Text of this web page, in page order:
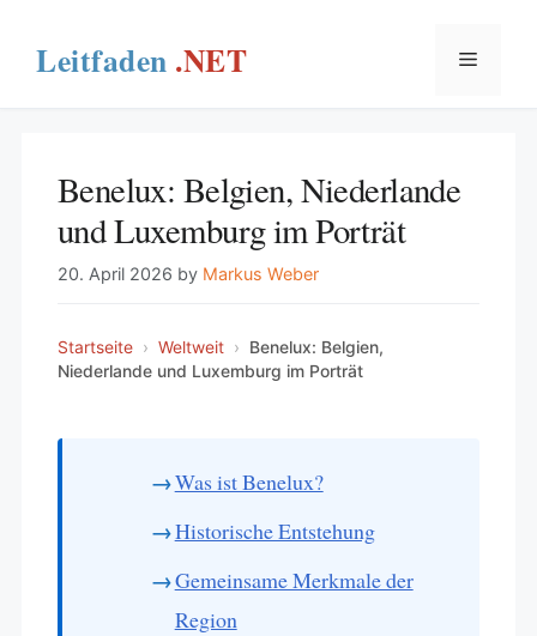
content
Menu
Benelux: Belgien, Niederlande
und Luxemburg im Porträt
20. April 2026 by Markus Weber
Startseite › Weltweit › Benelux: Belgien,
Niederlande und Luxemburg im Porträt
Was ist Benelux?
Historische Entstehung
Gemeinsame Merkmale der
Region